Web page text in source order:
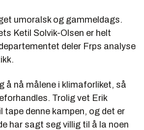
umoralsk og gammeldags.
Ketil Solvik-Olsen er helt
deler Frps analyse
å nå målene i klimaforliket, så
Trolig vet Erik
tape denne kampen, og det er
har sagt seg villig til å la noen